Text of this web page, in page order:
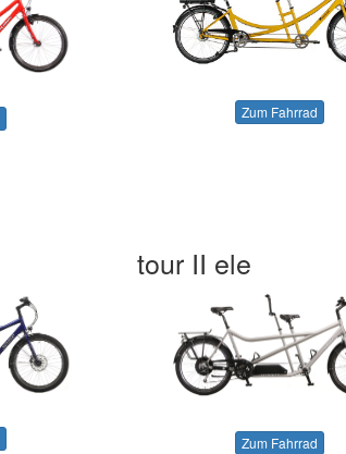
Zum Fahrrad
tour II ele
Zum Fahrrad